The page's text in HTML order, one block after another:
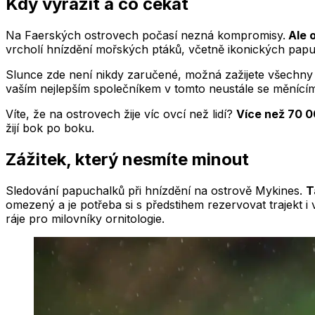
Na Faerských ostrovech počasí nezná kompromisy. Ale
vrcholí hnízdění mořských ptáků, včetně ikonických
Slunce zde není nikdy zaručené, možná zažijete
vaším nejlepším společníkem v tomto neustále se
Víte, že na ostrovech žije víc ovcí než lidí? Více než 70
žijí bok po boku.
Zážitek, který nesmíte minout
Sledování papuchalků při hnízdění na ostrově Mykines.
omezený a je potřeba si s předstihem rezervovat trajekt
ráje pro milovníky ornitologie.